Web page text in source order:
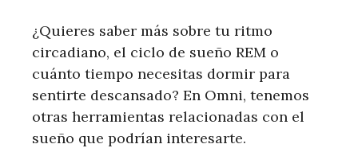
¿Quieres saber más sobre tu ritmo
circadiano, el ciclo de sueño REM o
cuánto tiempo necesitas dormir para
sentirte descansado? En Omni, tenemos
otras herramientas relacionadas con el
sueño que podrían interesarte.